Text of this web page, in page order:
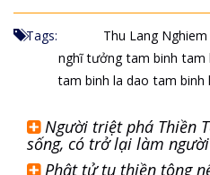
Tags: Thu Lang Nghiem
nghĩ tưởng tam binh tam
tam binh la dao tam binh
Người triệt phá Thiền
sống, có trở lại làm
Phật tử tu thiền tông